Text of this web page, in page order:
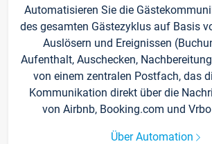
Automatisieren Sie die
des gesamten Gästezyklus auf Basis
Auslösern und Ereignissen
Aufenthalt, Auschecken,
von einem zentralen Postfach, das
Kommunikation direkt über die
von Airbnb, Booking.com und
Über Automation